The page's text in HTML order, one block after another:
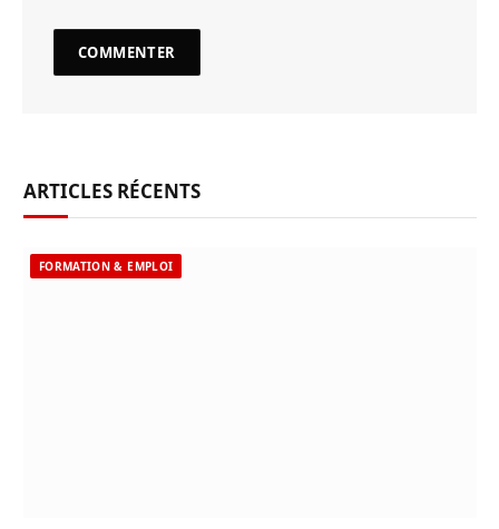
ARTICLES RÉCENTS
FORMATION & EMPLOI